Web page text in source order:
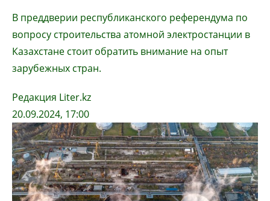
В преддверии республиканского референдума по
вопросу строительства атомной электростанции в
Казахстане стоит обратить внимание на опыт
зарубежных стран.
Редакция Liter.kz
20.09.2024, 17:00